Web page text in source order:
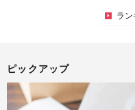
ラ
ピックアップ